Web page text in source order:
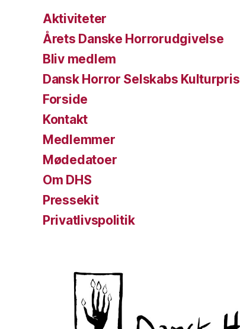
Aktiviteter
Årets Danske Horrorudgivelse
Bliv medlem
Dansk Horror Selskabs Kulturpris
Forside
Kontakt
Medlemmer
Mødedatoer
Om DHS
Pressekit
Privatlivspolitik